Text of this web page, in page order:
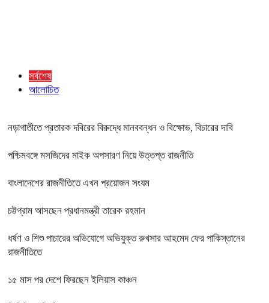
সর্বশেষ
আলোচিত
নড়াগাতীতে প্রতারক দবিরের বিরুদ্ধে মানববন্ধন ও বিক্ষোভ, বিচারের দাবি
পশ্চিমবঙ্গে মসজিদের মাইক অপসারণ নিয়ে উত্তপ্ত রাজনীতি
বাংলাদেশের রাজনীতিতে এখন প্রয়োজন সংযম
চট্টগ্রাম আসছেন প্রধানমন্ত্রী তারেক রহমান
ধর্ষণ ও শিশু পাচারের অভিযোগে অভিযুক্ত রুখসার আহমেদ ফের পাকিস্তানের
রাজনীতিতে
১৫ মাস পর দেশে ফিরছেন ইলিয়াস কাঞ্চন